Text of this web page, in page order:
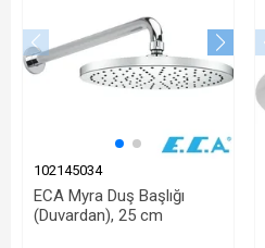
102145034
ECA Myra Duş Başlığı
(Duvardan), 25 cm